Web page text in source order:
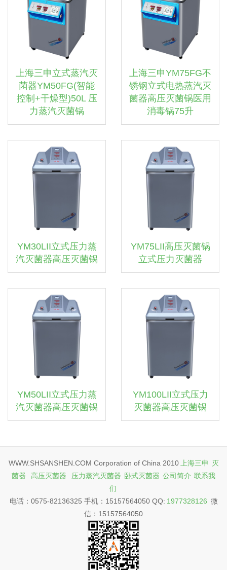
上海三申立式蒸汽灭
菌器YM50FG(智能
控制+干燥型)50L 压
力蒸汽灭菌锅
上海三申YM75FG不
锈钢立式电热蒸汽灭
菌器高压灭菌锅医用
消毒锅75升
YM30LII立式压力蒸
汽灭菌器高压灭菌锅
YM75LII高压灭菌锅
立式压力灭菌器
YM50LII立式压力蒸
汽灭菌器高压灭菌锅
YM100LII立式压力
灭菌器高压灭菌锅
WWW.SHSANSHEN.COM Corporation of China 2010 上海三申
灭
菌器
高压灭菌器 压力蒸汽灭菌器 卧式灭菌器 公司简介 联系我
们
电话：0575-82136325 手机：15157564050 QQ: 1977328126 微
信：15157564050